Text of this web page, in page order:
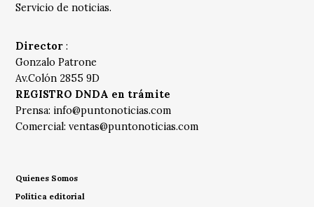
Servicio de noticias.
Director :
Gonzalo Patrone
Av.Colón 2855 9D
REGISTRO DNDA en trámite
Prensa: info@puntonoticias.com
Comercial:ventas@puntonoticias.com
Quienes Somos
Política editorial